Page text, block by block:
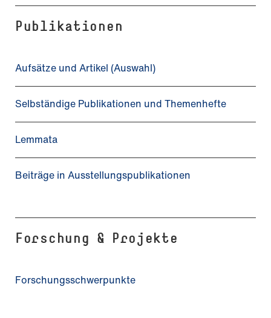
Publikationen
Aufsätze und Artikel (Auswahl)
Selbständige Publikationen und Themenhefte
Lemmata
Beiträge in Ausstellungspublikationen
Forschung & Projekte
Forschungsschwerpunkte